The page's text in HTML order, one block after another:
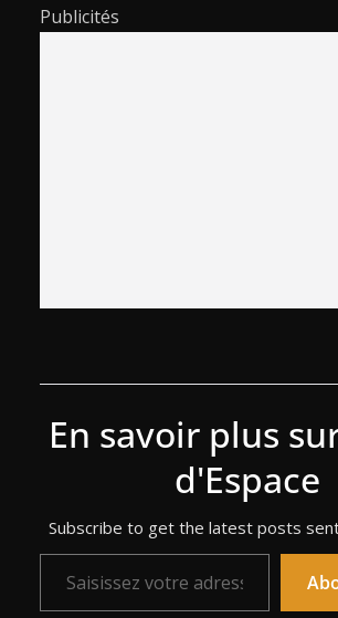
Publicités
En savoir plus
d'Espace
Subscribe to get the latest posts
Saisissez votre adresse e-mail…